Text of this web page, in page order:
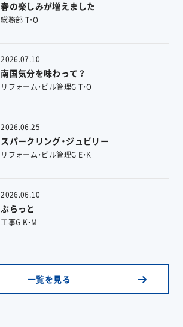
春の楽しみが増えました
総務部 T・O
2026.07.10
南国気分を味わって？
リフォーム・ビル管理G T・O
2026.06.25
スパークリング・ジュビリー
リフォーム・ビル管理G E・K
2026.06.10
ぶらっと
工事G K・M
一覧を見る